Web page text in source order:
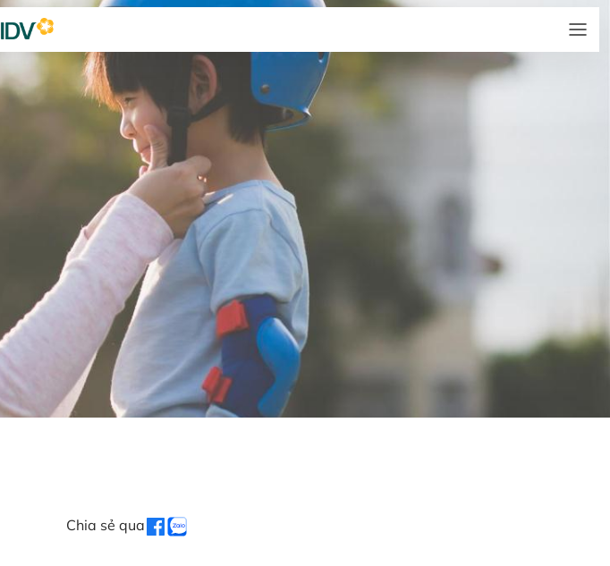
Chia sẻ qua